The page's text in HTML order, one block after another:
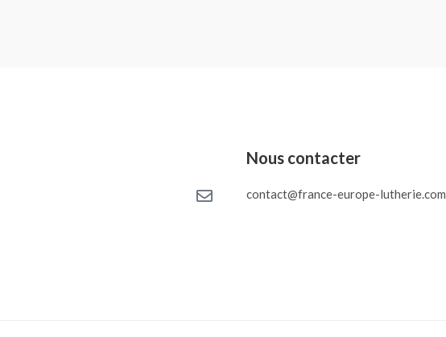
Nous contacter
contact@france-europe-lutherie.com